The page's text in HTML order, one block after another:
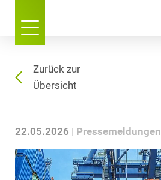
Zurück zur
Übersicht
22.05.2026 Pressemeldungen